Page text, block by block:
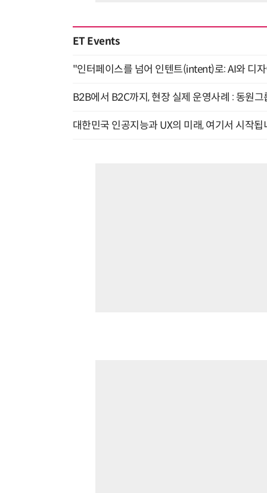
ET Events
"인터페이스를 넘어 인텐트(intent)로: AI와 디
B2B에서 B2C까지, 현장 실제 운영사례 : 동원
대한민국 인공지능과 UX의 미래, 여기서 시작